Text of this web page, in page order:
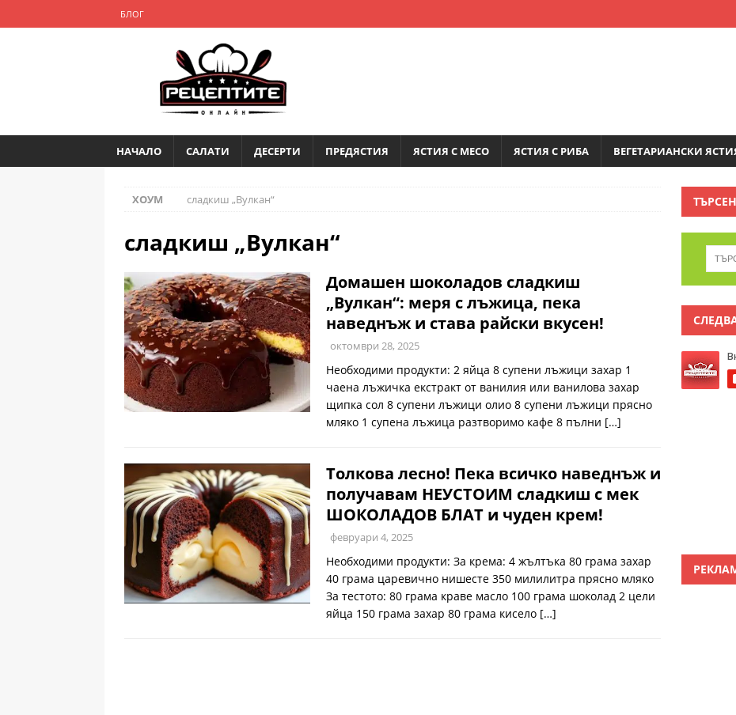
БЛОГ
НАЧАЛО САЛАТИ ДЕСЕРТИ ПРЕДЯСТИЯ ЯСТИЯ С МЕСО ЯСТИЯ С РИБА ВЕГЕТАРИАНСКИ
ХОУМ сладкиш „Вулкан“
сладкиш „Вулкан“
Домашен шоколадов сладкиш
„Вулкан“: меря с лъжица, пека
наведнъж и става райски вкусен!
октомври 28, 2025
Необходими продукти: 2 яйца 8 супени лъжици захар 1
чаена лъжичка екстракт от ванилия или ванилова захар
щипка сол 8 супени лъжици олио 8 супени лъжици прясно
мляко 1 супена лъжица разтворимо кафе 8 пълни […]
Толкова лесно! Пека всичко наведнъж и
получавам НЕУСТОИМ сладкиш с мек
ШОКОЛАДОВ БЛАТ и чуден крем!
февруари 4, 2025
Необходими продукти: За крема: 4 жълтъка 80 грама захар
40 грама царевично нишесте 350 милилитра прясно мляко
За тестото: 80 грама краве масло 100 грама шоколад 2 цели
яйца 150 грама захар 80 грама кисело […]